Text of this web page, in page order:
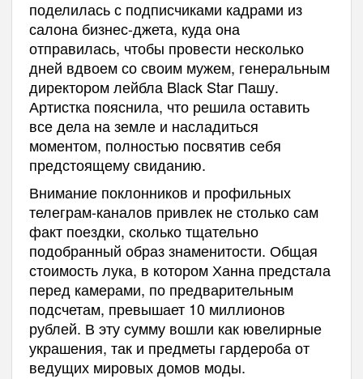
поделилась с подписчиками кадрами из
салона бизнес-джета, куда она
отправилась, чтобы провести несколько
дней вдвоем со своим мужем, генеральным
директором лейбла Black Star Пашу.
Артистка пояснила, что решила оставить
все дела на земле и насладиться
моментом, полностью посвятив себя
предстоящему свиданию.
Внимание поклонников и профильных
телеграм-каналов привлек не столько сам
факт поездки, сколько тщательно
подобранный образ знаменитости. Общая
стоимость лука, в котором Ханна предстала
перед камерами, по предварительным
подсчетам, превышает 10 миллионов
рублей. В эту сумму вошли как ювелирные
украшения, так и предметы гардероба от
ведущих мировых домов моды.